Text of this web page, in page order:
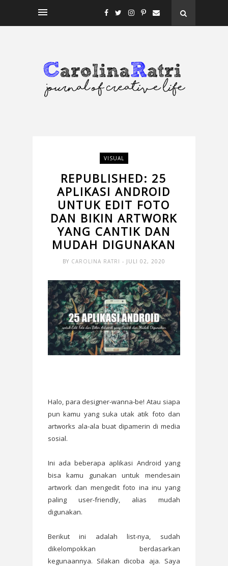
VISUAL
REPUBLISHED: 25
APLIKASI ANDROID
UNTUK EDIT FOTO
DAN BIKIN ARTWORK
YANG CANTIK DAN
MUDAH DIGUNAKAN
BY CAROLINA RATRI - JULI 02, 2020
Halo, para designer-wanna-be! Atau siapa
pun kamu yang suka utak atik foto dan
artworks ala-ala buat dipamerin di media
sosial.
Ini ada beberapa aplikasi Android yang
bisa kamu gunakan untuk mendesain
artwork dan mengedit foto ina inu yang
paling user-friendly, alias mudah
digunakan.
Berikut ini adalah list-nya, sudah
dikelompokkan berdasarkan
kegunaannya. Silakan dicoba aja. Saya